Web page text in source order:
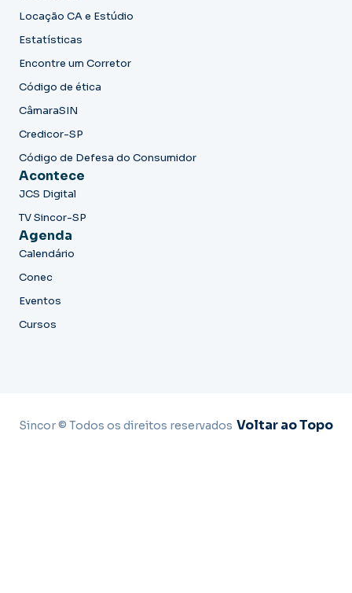
Locação CA e Estúdio
Estatísticas
Encontre um Corretor
Código de ética
CâmaraSIN
Credicor-SP
Código de Defesa do Consumidor
Acontece
JCS Digital
TV Sincor-SP
Agenda
Calendário
Conec
Eventos
Cursos
Sincor © Todos os direitos reservados Voltar ao Topo